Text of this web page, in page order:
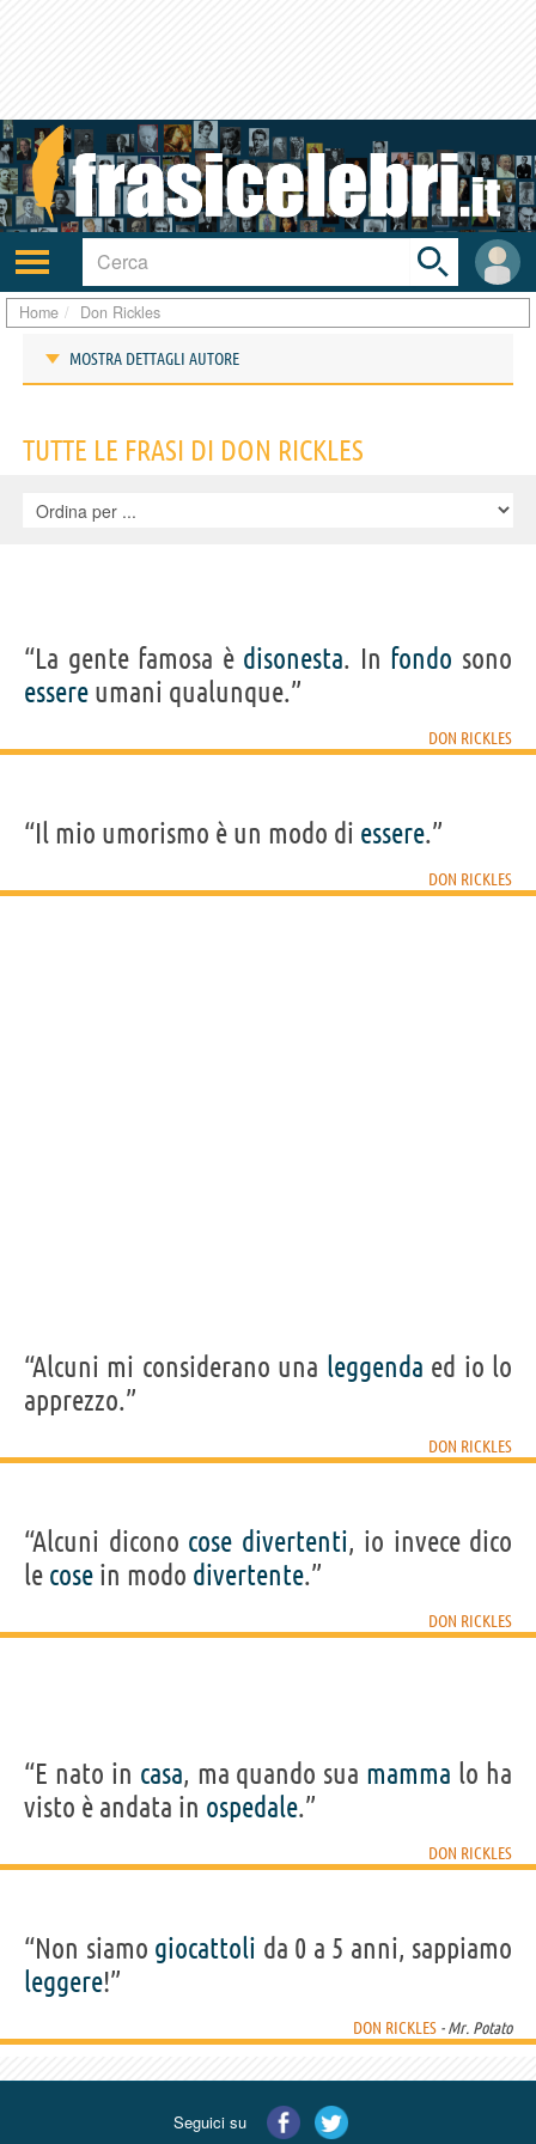
Attiva/disattiva
navigazione
User
area
Toggle
search
bar
Home Don Rickles
MOSTRA DETTAGLI AUTORE
IDENTIKIT E DATI ANAGRAFICI
Nome
Cognome Rickles
8 maggio 1926
Nazionalità statunitense
FILM DI DON RICKLES
TUTTE LE FRASI DI DON RICKLES
“La gente famosa è disonesta. In fondo sono
essere umani qualunque.”
DON RICKLES
“Il mio umorismo è un modo di essere.”
DON RICKLES
“Alcuni mi considerano una leggenda ed io lo
apprezzo.”
DON RICKLES
“Alcuni dicono cose divertenti, io invece dico
le cose in modo divertente.”
DON RICKLES
“E nato in casa, ma quando sua mamma lo ha
visto è andata in ospedale.”
DON RICKLES
“Non siamo giocattoli da 0 a 5 anni, sappiamo
leggere!”
DON RICKLES - Mr. Potato
Seguici su